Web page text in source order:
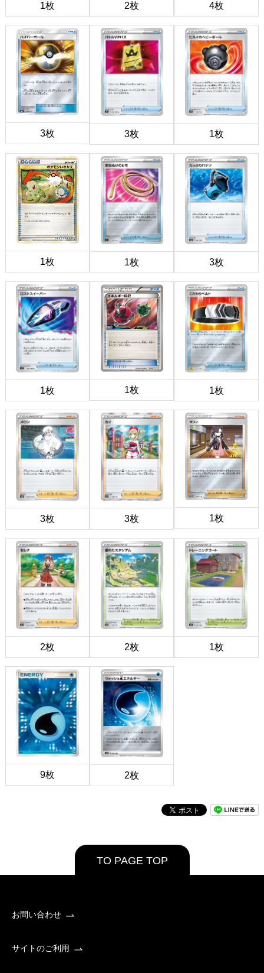
1枚 2枚 4枚
3枚 3枚 1枚
1枚 1枚 3枚
1枚 1枚 1枚
3枚 3枚 1枚
2枚 2枚 1枚
9枚 2枚
TO PAGE TOP
お問い合わせ
サイトのご利用